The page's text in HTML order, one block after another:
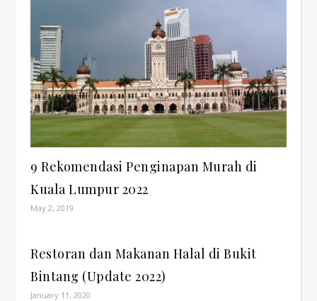
9 Rekomendasi Penginapan Murah di
Kuala Lumpur 2022
May 2, 2019
Restoran dan Makanan Halal di Bukit
Bintang (Update 2022)
January 11, 2020